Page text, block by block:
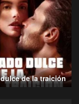
de la traición